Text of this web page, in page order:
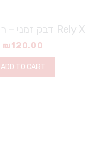
Rely X דבק זמני – ריילי
₪120.00
ADD TO CART